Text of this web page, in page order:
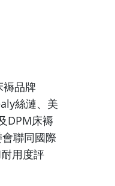
褥品牌
絲漣、美
DPM床褥
聯同國際
用度評